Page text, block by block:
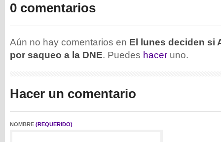
0 comentarios
Aún no hay comentarios en El lunes deciden si
por saqueo a la DNE. Puedes hacer uno.
Hacer un comentario
NOMBRE (REQUERIDO)